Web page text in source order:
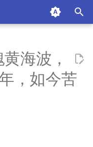
海波，
，如今苦